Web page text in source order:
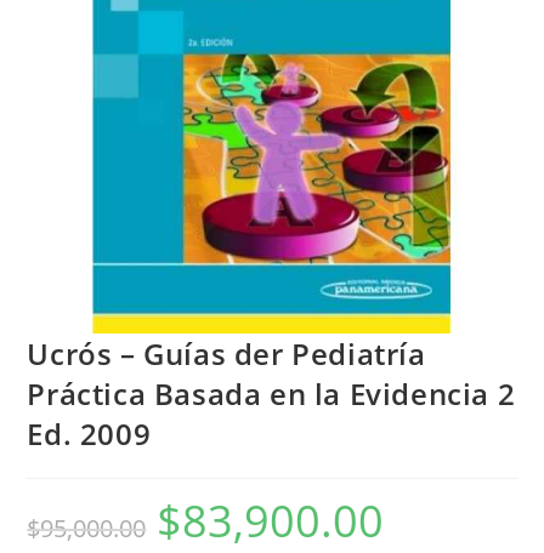
Ucrós – Guías der Pediatría
Práctica Basada en la Evidencia 2
Ed. 2009
$95,000.00 $83,900.00